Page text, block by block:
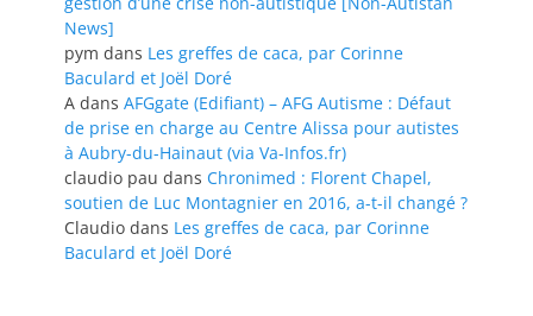
News]
pym dans Les greffes de caca, par Corinne
Baculard et Joël Doré
A dans AFGgate (Edifiant) – AFG Autisme : Défaut
de prise en charge au Centre Alissa pour autistes
à Aubry-du-Hainaut (via Va-Infos.fr)
claudio pau dans Chronimed : Florent Chapel,
soutien de Luc Montagnier en 2016, a-t-il changé ?
Claudio dans Les greffes de caca, par Corinne
Baculard et Joël Doré